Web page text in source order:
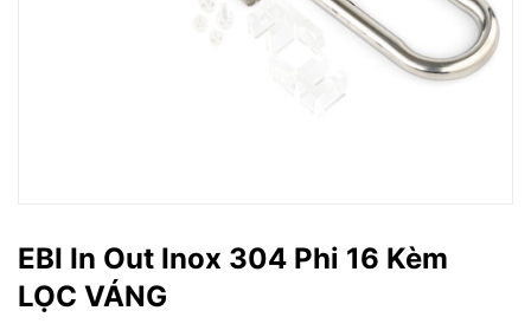
EBI In Out Inox 304 Phi 16 Kèm
LỌC VÁNG